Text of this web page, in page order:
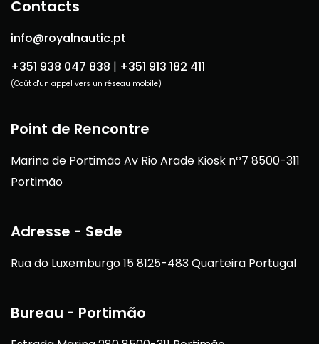
Contacts
info@royalnautic.pt
+351 938 047 838 | +351 913 182 411
(Coût d'un appel vers un réseau mobile)
Point de Rencontre
Marina de Portimão Av Rio Arade Kiosk nº7 8500-311
Portimão
Adresse - Sede
Rua do Luxemburgo 15 8125-483 Quarteira Portugal
Bureau - Portimão